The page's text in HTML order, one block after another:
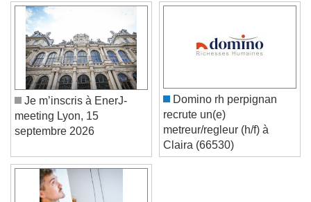
Je m’inscris à EnerJ-
meeting Lyon, 15
Domino rh perpignan
recrute un(e)
metreur/regleur (h/f) à
Claira (66530)